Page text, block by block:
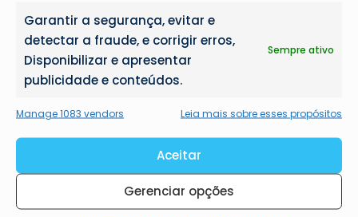
Garantir a segurança, evitar e
detectar a fraude, e corrigir erros,
Disponibilizar e apresentar
publicidade e conteúdos.
Sempre ativo
Manage 1083 vendors Leia mais sobre esses propósitos
Aceitar
Gerenciar opções
Mais lidas